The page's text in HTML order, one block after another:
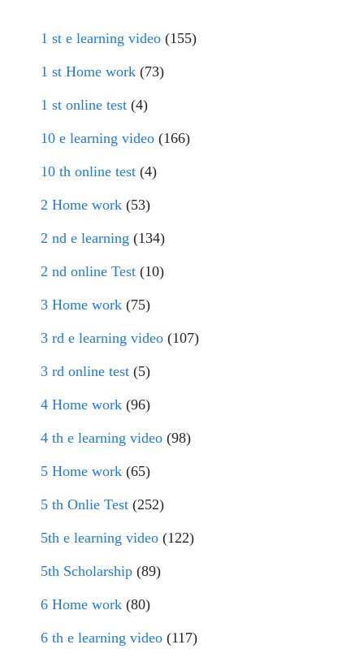
1 st e learning video (155)
1 st Home work (73)
1 st online test (4)
10 e learning video (166)
10 th online test (4)
2 Home work (53)
2 nd e learning (134)
2 nd online Test (10)
3 Home work (75)
3 rd e learning video (107)
3 rd online test (5)
4 Home work (96)
4 th e learning video (98)
5 Home work (65)
5 th Onlie Test (252)
5th e learning video (122)
5th Scholarship (89)
6 Home work (80)
6 th e learning video (117)